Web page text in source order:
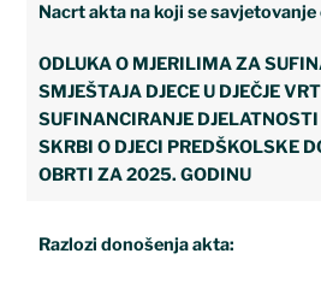
Nacrt akta na koji se savjetovanje
ODLUKA O MJERILIMA ZA
SMJEŠTAJA DJECE U DJEČJE
SUFINANCIRANJE
SKRBI O DJECI PREDŠKOLSKE
OBRTI ZA 2025. GODINU
Razlozi donošenja akta: